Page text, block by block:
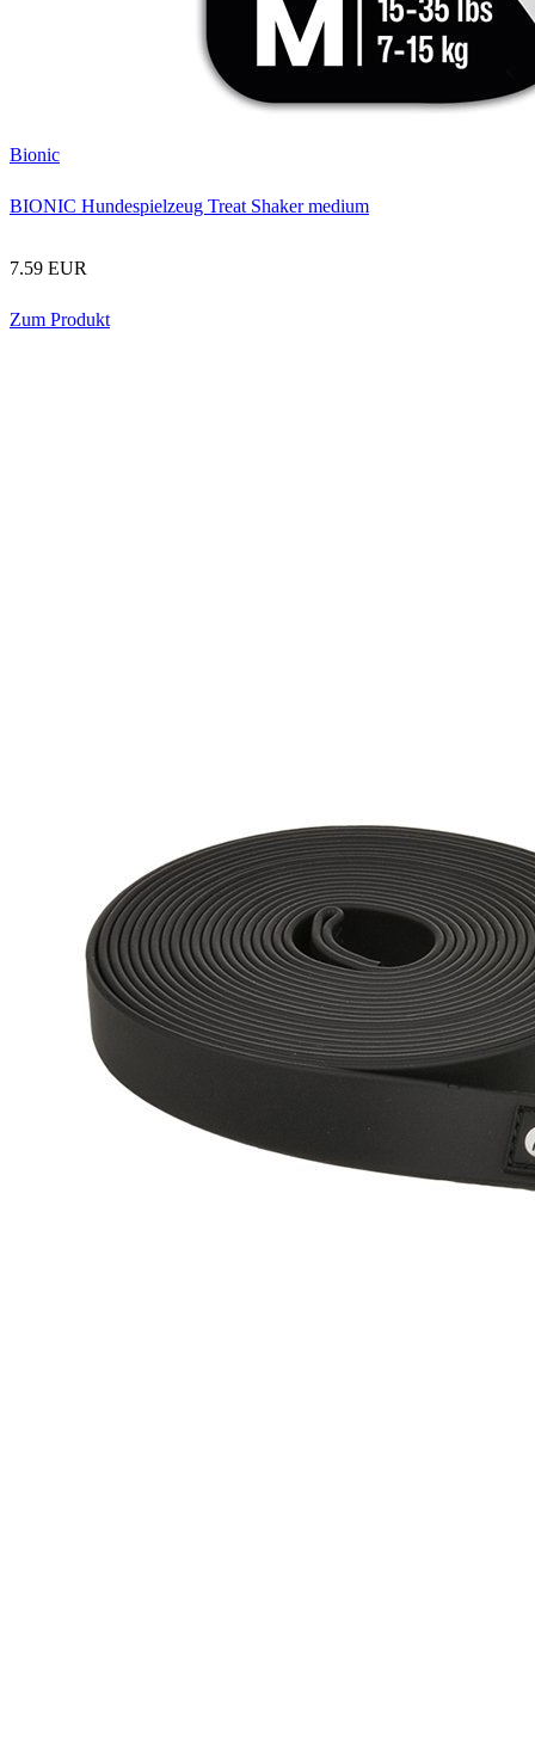
Bionic
BIONIC Hundespielzeug Treat Shaker medium
7.59 EUR
Zum Produkt